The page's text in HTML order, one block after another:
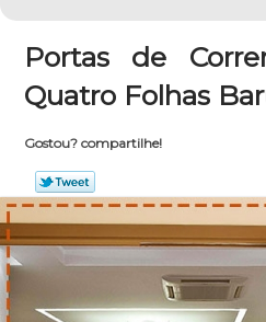
Portas de
Quatro Folhas
Gostou? compartilhe!